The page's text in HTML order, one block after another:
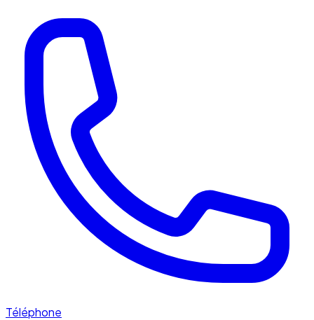
Téléphone